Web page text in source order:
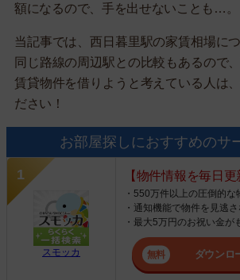
額になるので、手を出せないことも…。
当記事では、西日暮里駅の家賃相場に
同じ路線の周辺駅との比較もあるので
賃貸物件を借りようと考えている人は
ださい！
お部屋探しにおすすめのサ
スモッカ
【物件情報を毎日更
・550万件以上の圧倒的な
・通知機能で物件を見逃
・最大5万円のお祝い金が
ダウンロ